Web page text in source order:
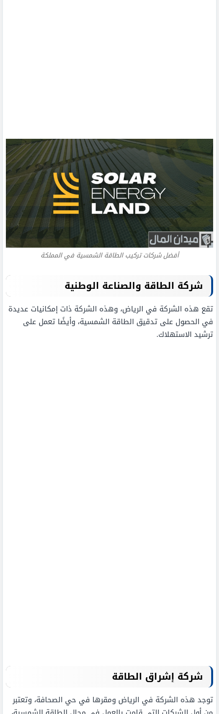
أفضل شركات تركيب الطاقة الشمسية في المملكة
شركة الطاقة والصناعة الوطنية
تقع هذه الشركة في الرياض، وهذه الشركة ذات إمكانيات عديدة
في الحصول على تدقيق الطاقة الشمسية، وأيضًا تعمل على
ترشيد الاستهلاك.
شركة إشراق الطاقة
توجد هذه الشركة في الرياض ومقرها في حي الصحافة، وتعتبر